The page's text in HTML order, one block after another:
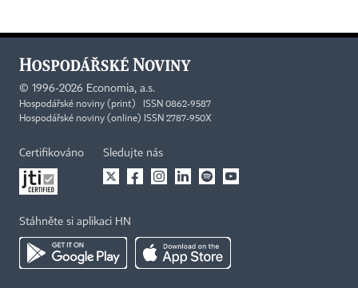
© 1996-2026 Economia, a.s.
Hospodářské noviny (print) ISSN 0862-9587
Hospodářské noviny (online) ISSN 2787-950X
Certifikováno Sledujte nás
Stáhněte si aplikaci HN